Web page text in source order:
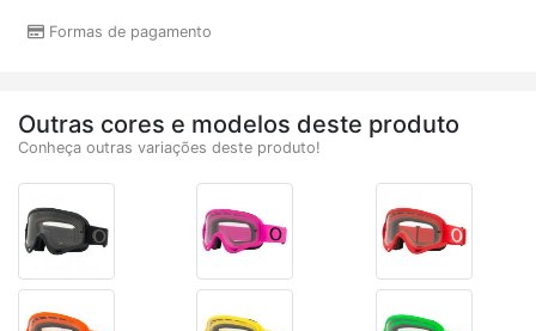
Formas de pagamento
Outras cores e modelos deste produto
Conheça outras variações deste produto!